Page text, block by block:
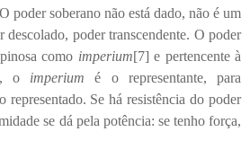
poder soberano não está dado, não é um
descolado, poder transcendente. O poder
como imperium[7] e pertencente à
o imperium é o representante, para
representado. Se há resistência do poder
se dá pela potência: se tenho força,